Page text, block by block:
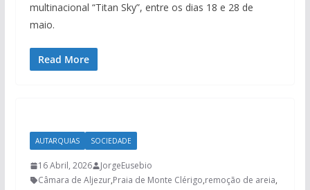
multinacional “Titan Sky”, entre os dias 18 e 28 de
maio.
Read More
AUTARQUIAS SOCIEDADE
16 Abril, 2026
JorgeEusebio
Câmara de Aljezur,Praia de Monte Clérigo,remoção de areia,